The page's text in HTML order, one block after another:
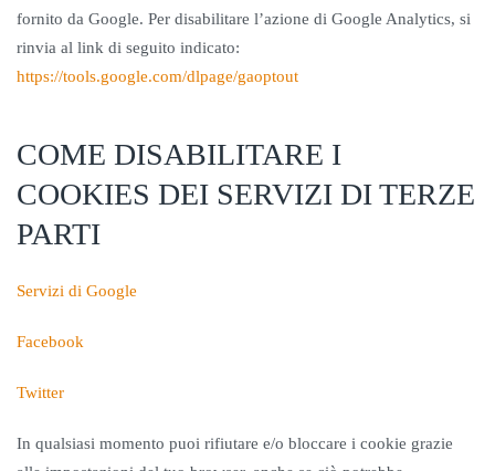
fornito da Google. Per disabilitare l’azione di Google Analytics, si
rinvia al link di seguito indicato:
https://tools.google.com/dlpage/gaoptout
COME DISABILITARE I
COOKIES DEI SERVIZI DI TERZE
PARTI
Servizi di Google
Facebook
Twitter
In qualsiasi momento puoi rifiutare e/o bloccare i cookie grazie